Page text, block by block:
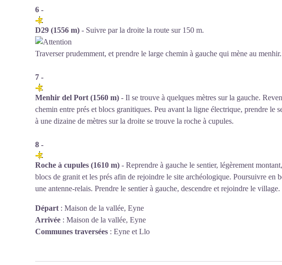
6 -
D29 (1556 m) - Suivre par la droite la route sur 150 m.
Traverser prudemment, et prendre le large chemin à gauche qui mène au menhir.
7 -
Menhir del Port (1560 m) - Il se trouve à quelques mètres sur la gauche.
chemin entre prés et blocs granitiques. Peu avant la ligne électrique, prendre le
à une dizaine de mètres sur la droite se trouve la roche à cupules.
8 -
Roche à cupules (1610 m) - Reprendre à gauche le sentier, légèrement
blocs de granit et les prés afin de rejoindre le site archéologique. Poursuivre en
une antenne-relais. Prendre le sentier à gauche, descendre et rejoindre le village.
Départ : Maison de la vallée, Eyne
Arrivée : Maison de la vallée, Eyne
Communes traversées : Eyne et Llo